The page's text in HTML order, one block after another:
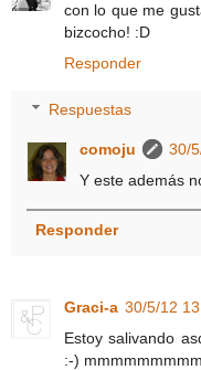
con lo que me
bizcocho! :D
Responder
Respuestas
comoju
30/
Y este además
Responder
Graci-a 30/5/12
Estoy salivando
:-)